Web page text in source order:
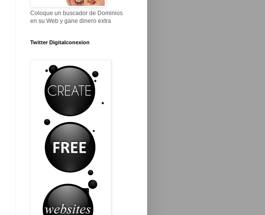
Coloque un buscador de Dominios
en su Web y gane dinero extra
Twitter Digitalconexion